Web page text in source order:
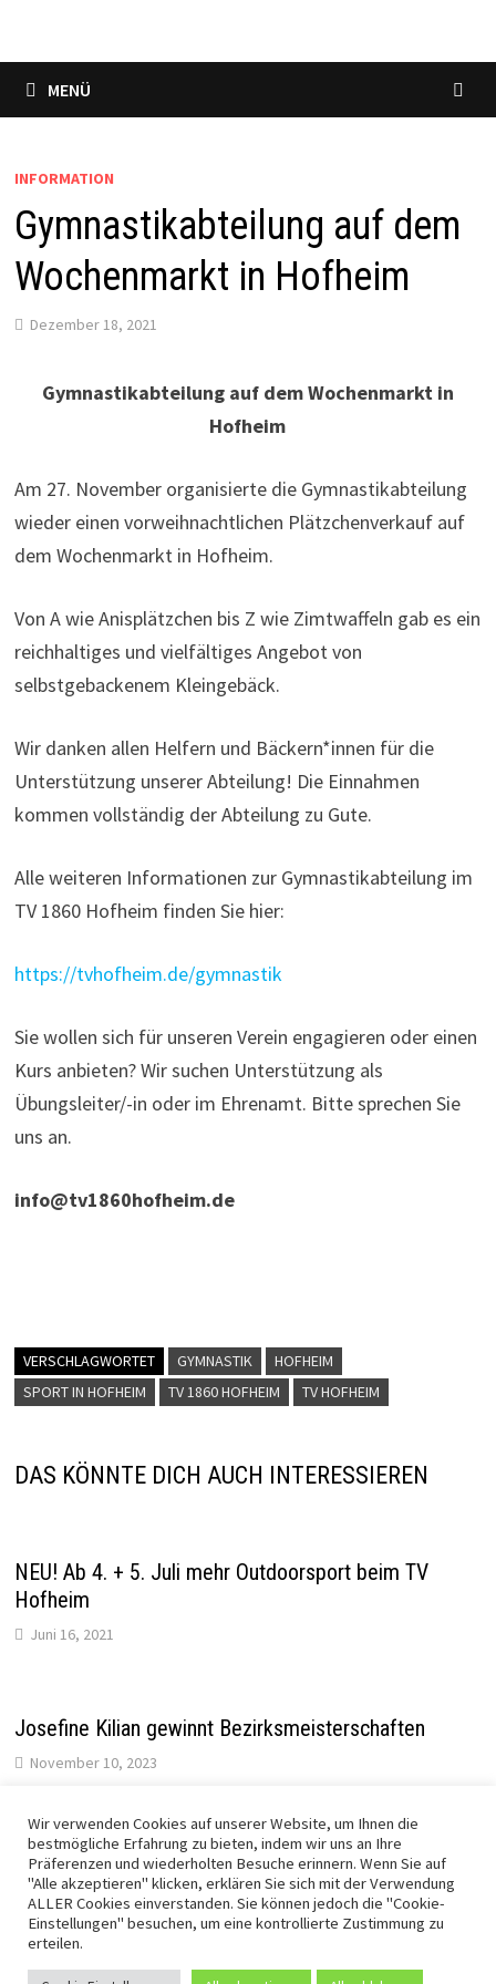
MENÜ
INFORMATION
Gymnastikabteilung auf dem
Wochenmarkt in Hofheim
Dezember 18, 2021
Gymnastikabteilung auf dem Wochenmarkt in
Hofheim
Am 27. November organisierte die Gymnastikabteilung
wieder einen vorweihnachtlichen Plätzchenverkauf auf
dem Wochenmarkt in Hofheim.
Von A wie Anisplätzchen bis Z wie Zimtwaffeln gab es ein
reichhaltiges und vielfältiges Angebot von
selbstgebackenem Kleingebäck.
Wir danken allen Helfern und Bäckern*innen für die
Unterstützung unserer Abteilung! Die Einnahmen
kommen vollständig der Abteilung zu Gute.
Alle weiteren Informationen zur Gymnastikabteilung im
TV 1860 Hofheim finden Sie hier:
https://tvhofheim.de/gymnastik
Sie wollen sich für unseren Verein engagieren oder einen
Kurs anbieten? Wir suchen Unterstützung als
Übungsleiter/-in oder im Ehrenamt. Bitte sprechen Sie
uns an.
info@tv1860hofheim.de
VERSCHLAGWORTET GYMNASTIK
HOFHEIM
SPORT IN HOFHEIM
TV 1860 HOFHEIM TV HOFHEIM
DAS KÖNNTE DICH AUCH INTERESSIEREN
NEU! Ab 4. + 5. Juli mehr Outdoorsport beim TV
Hofheim
Juni 16, 2021
Josefine Kilian gewinnt Bezirksmeisterschaften
November 10, 2023
Projekt „Neugestaltung Website“
August 18, 2025
Wir verwenden Cookies auf unserer Website, um Ihnen die
bestmögliche Erfahrung zu bieten, indem wir uns an Ihre
Präferenzen und wiederholten Besuche erinnern. Wenn Sie auf
"Alle akzeptieren" klicken, erklären Sie sich mit der Verwendung
ALLER Cookies einverstanden. Sie können jedoch die "Cookie-
Einstellungen" besuchen, um eine kontrollierte Zustimmung zu
erteilen.